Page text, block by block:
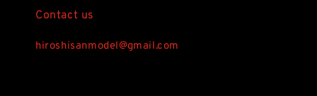
Contact us
hiroshisanmodel@gmail.com